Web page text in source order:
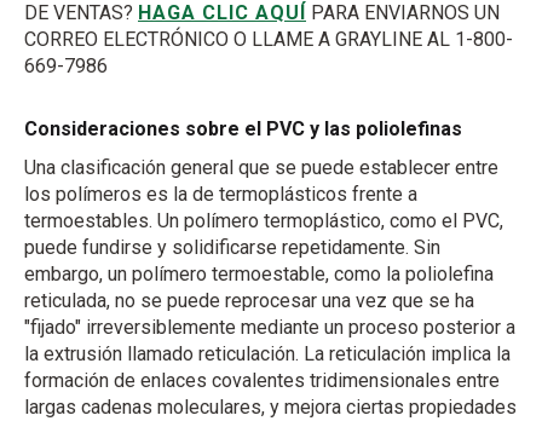
DE VENTAS? HAGA CLIC AQUÍ PARA ENVIARNOS UN
CORREO ELECTRÓNICO O LLAME A GRAYLINE AL 1-800-
669-7986
Consideraciones sobre el PVC y las poliolefinas
Una clasificación general que se puede establecer entre
los polímeros es la de termoplásticos frente a
termoestables. Un polímero termoplástico, como el PVC,
puede fundirse y solidificarse repetidamente. Sin
embargo, un polímero termoestable, como la poliolefina
reticulada, no se puede reprocesar una vez que se ha
"fijado" irreversiblemente mediante un proceso posterior a
la extrusión llamado reticulación. La reticulación implica la
formación de enlaces covalentes tridimensionales entre
largas cadenas moleculares, y mejora ciertas propiedades